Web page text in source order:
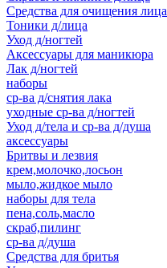
Средства для очищения лица
Тоники д/лица
Уход д/ногтей
Аксессуары для маникюра
Лак д/ногтей
наборы
ср-ва д/снятия лака
уходные ср-ва д/ногтей
Уход д/тела и ср-ва д/душа
аксессуары
Бритвы и лезвия
крем,молочко,лосьон
мыло,жидкое мыло
наборы для тела
пена,соль,масло
скраб,пилинг
ср-ва д/душа
Средства для бритья